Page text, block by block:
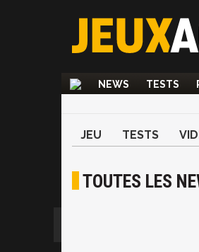
NEWS TESTS
JEU TESTS
TOUTES LES